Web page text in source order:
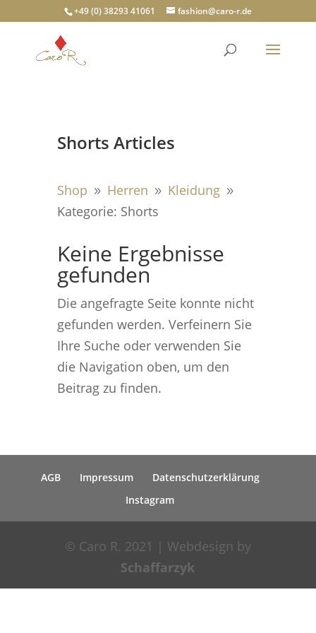
+49 (0) 38293 41061 fashion@caro-r.de
Shorts Articles
Shop 9 Herren 9 Kleidung 9
Kategorie: Shorts
Keine Ergebnisse
gefunden
Die angefragte Seite konnte nicht
gefunden werden. Verfeinern Sie
Ihre Suche oder verwenden Sie
die Navigation oben, um den
Beitrag zu finden.
AGB Impressum
Datenschutzerklärung
Instagram
© Caro R. 2021 | Webdesign by
Schaffarzyk